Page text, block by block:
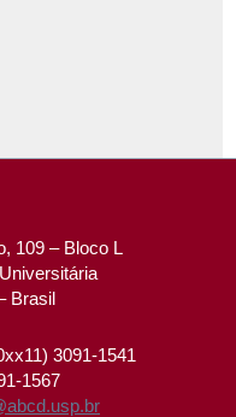
109 – Bloco L
Brasil
3091-1541
1567